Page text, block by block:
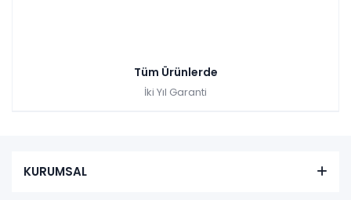
Tüm Ürünlerde
İki Yıl Garanti
KURUMSAL